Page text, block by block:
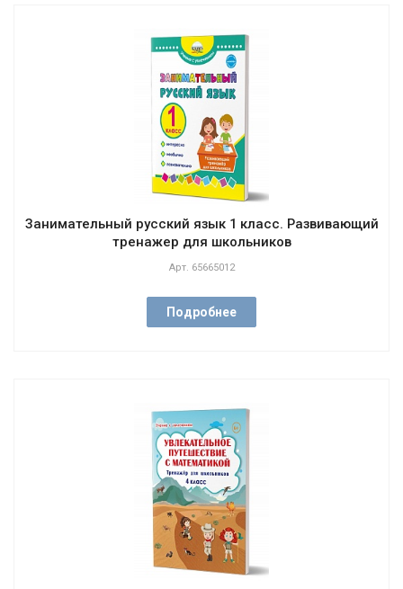
Занимательный русский язык 1 класс. Развивающий
тренажер для школьников
Арт. 65665012
Подробнее